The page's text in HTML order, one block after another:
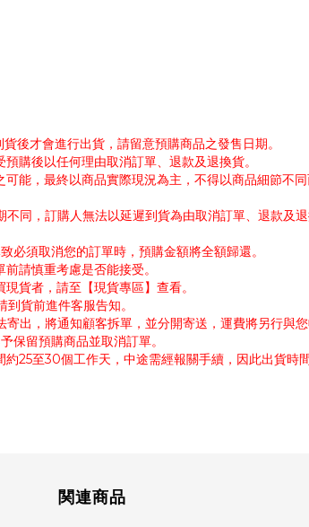
後才會進行出貨，請留意預購商品之發售日期。
購後以任何理由取消訂單、退款及退換貨。
能，最終以商品實際現況為主，不得以商品細節不
同，訂購人無法以延遲到貨為由取消訂單、退款及
必須取消您的訂單時，預購金額將全額歸還。
請慎重考慮是否能接受。
貨者，請至【現貨專區】查看。
貨前進件客服告知。
出，將通知顧客拆單，並分開寄送，運費將另行與您
保留預購商品並取消訂單。
25至30個工作天，中途需經報關手續，因此出貨時
関連商品